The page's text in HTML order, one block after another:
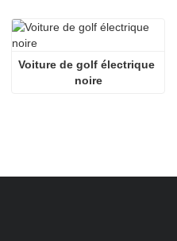
Voiture de golf électrique
noire